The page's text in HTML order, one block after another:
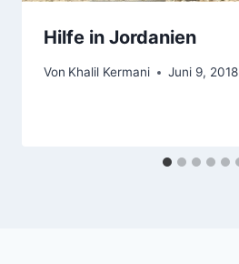
Hilfe in Jordanien
Von Khalil Kermani Juni 9, 2018